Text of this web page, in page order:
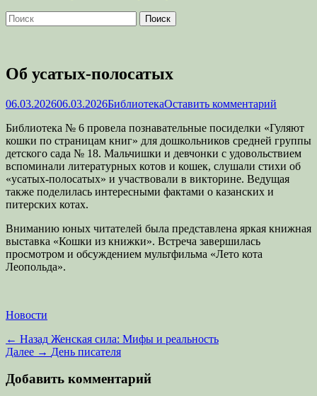
Поиск
Найти:
Об усатых-полосатых
Опубликовано
06.03.202606.03.2026Автор
БиблиотекаОставить комментарий
Библиотека № 6 провела познавательные посиделки «Гуляют
кошки по страницам книг» для дошкольников средней группы
детского сада № 18. Мальчишки и девчонки с удовольствием
вспоминали литературных котов и кошек, слушали стихи об
«усатых-полосатых» и участвовали в викторине. Ведущая
также поделилась интересными фактами о казанских и
питерских котах.
Вниманию юных читателей была представлена яркая книжная
выставка «Кошки из книжки». Встреча завершилась
просмотром и обсуждением мультфильма «Лето кота
Леопольда».
Категории
Новости
Навигация
по
записям
← Назад Предыдущая
запись:
Женская сила: Мифы и реальность
Далее → Следующая
День писателя
Добавить комментарий